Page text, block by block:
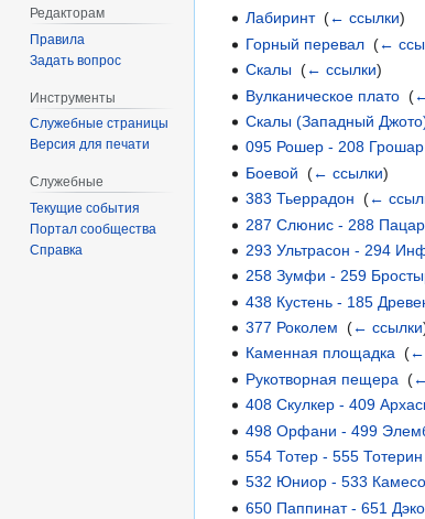
Лабиринт‎(← ссылки)
Горный перевал ‎(←
Скалы ‎(← ссылки)
Вулканическое плато ‎(
Скалы (Западный
095 Рошер - 208 Грошар
Боевой ‎(← ссылки)
383 Тьеррадон ‎(←
287 Слюнис - 288
293 Ультрасон - 294
258 Зумфи - 259
438 Кустень - 185
377 Роколем ‎(← ссылки
Каменная площадка ‎(←
Рукотворная пещера ‎(
408 Скулкер - 409
498 Орфани - 499
554 Тотер - 555 Тотерин
532 Юниор - 533
650 Паппинат - 651
Редакторам
Правила
Задать вопрос
Инструменты
Служебные страницы
Версия для печати
Служебные
Текущие события
Портал сообщества
Справка